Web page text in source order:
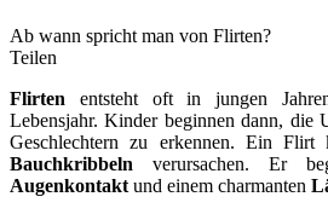
Ab wann spricht man von Flirten?
Teilen
Flirten entsteht oft in jungen
Lebensjahr. Kinder beginnen dann, die
Geschlechtern zu erkennen. Ein Flirt
Bauchkribbeln verursachen. Er
Augenkontakt und einem charmanten